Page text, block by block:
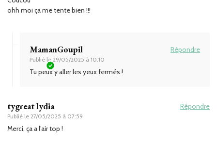
ohh moi ça me tente bien !!!
MamanGoupil
Publié le 29/05/2025 à 10:10
Répondre
Tu peux y aller les yeux fermés !
tygreat lydia
Publié le 27/05/2025 à 07:59
Répondre
Merci, ça a l’air top !